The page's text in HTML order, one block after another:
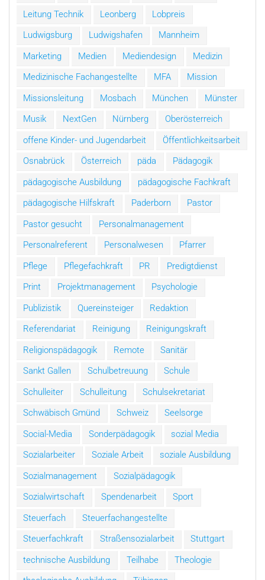
Leitung Technik
Leonberg
Lobpreis
Ludwigsburg
Ludwigshafen
Mannheim
Marketing
Medien Mediendesign
Medizin
Medizinische Fachangestellte
MFA
Mission
Missionsleitung
Mosbach München
Münster
Musik
NextGen Nürnberg
Oberösterreich
offene Kinder- und Jugendarbeit
Öffentlichkeitsarbeit
Osnabrück
Österreich päda
Pädagogik
pädagogische Ausbildung
pädagogische Fachkraft
pädagogische Hilfskraft
Paderborn
Pastor
Pastor gesucht
Personalmanagement
Personalreferent
Personalwesen
Pfarrer
Pflege
Pflegefachkraft PR
Predigtdienst
Print
Projektmanagement
Psychologie
Publizistik
Quereinsteiger
Redaktion
Referendariat
Reinigung
Reinigungskraft
Religionspädagogik
Remote
Sanitär
Sankt Gallen
Schulbetreuung
Schule
Schulleiter
Schulleitung
Schulsekretariat
Schwäbisch Gmünd
Schweiz
Seelsorge
Social-Media
Sonderpädagogik
sozial Media
Sozialarbeiter
Soziale Arbeit
soziale Ausbildung
Sozialmanagement
Sozialpädagogik
Sozialwirtschaft
Spendenarbeit
Sport
Steuerfach
Steuerfachangestellte
Steuerfachkraft
Straßensozialarbeit
Stuttgart
technische Ausbildung
Teilhabe
Theologie